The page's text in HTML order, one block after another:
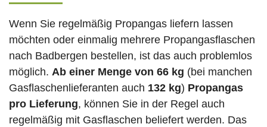
Wenn Sie regelmäßig Propangas liefern lassen
möchten oder einmalig mehrere Propangasflaschen
nach Badbergen bestellen, ist das auch problemlos
möglich. Ab einer Menge von 66 kg (bei manchen
Gasflaschenlieferanten auch 132 kg) Propangas
pro Lieferung, können Sie in der Regel auch
regelmäßig mit Gasflaschen beliefert werden. Das